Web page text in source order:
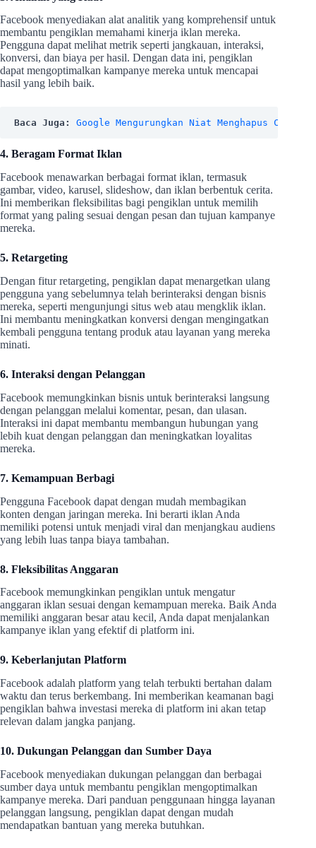
Facebook menyediakan alat analitik yang komprehensif untuk
membantu pengiklan memahami kinerja iklan mereka.
Pengguna dapat melihat metrik seperti jangkauan, interaksi,
konversi, dan biaya per hasil. Dengan data ini, pengiklan
dapat mengoptimalkan kampanye mereka untuk mencapai
hasil yang lebih baik.
Baca Juga: Google Mengurungkan Niat Menghapus Cookie
4. Beragam Format Iklan
Facebook menawarkan berbagai format iklan, termasuk
gambar, video, karusel, slideshow, dan iklan berbentuk cerita.
Ini memberikan fleksibilitas bagi pengiklan untuk memilih
format yang paling sesuai dengan pesan dan tujuan kampanye
mereka.
5. Retargeting
Dengan fitur retargeting, pengiklan dapat menargetkan ulang
pengguna yang sebelumnya telah berinteraksi dengan bisnis
mereka, seperti mengunjungi situs web atau mengklik iklan.
Ini membantu meningkatkan konversi dengan mengingatkan
kembali pengguna tentang produk atau layanan yang mereka
minati.
6. Interaksi dengan Pelanggan
Facebook memungkinkan bisnis untuk berinteraksi langsung
dengan pelanggan melalui komentar, pesan, dan ulasan.
Interaksi ini dapat membantu membangun hubungan yang
lebih kuat dengan pelanggan dan meningkatkan loyalitas
mereka.
7. Kemampuan Berbagi
Pengguna Facebook dapat dengan mudah membagikan
konten dengan jaringan mereka. Ini berarti iklan Anda
memiliki potensi untuk menjadi viral dan menjangkau audiens
yang lebih luas tanpa biaya tambahan.
8. Fleksibilitas Anggaran
Facebook memungkinkan pengiklan untuk mengatur
anggaran iklan sesuai dengan kemampuan mereka. Baik Anda
memiliki anggaran besar atau kecil, Anda dapat menjalankan
kampanye iklan yang efektif di platform ini.
9. Keberlanjutan Platform
Facebook adalah platform yang telah terbukti bertahan dalam
waktu dan terus berkembang. Ini memberikan keamanan bagi
pengiklan bahwa investasi mereka di platform ini akan tetap
relevan dalam jangka panjang.
10. Dukungan Pelanggan dan Sumber Daya
Facebook menyediakan dukungan pelanggan dan berbagai
sumber daya untuk membantu pengiklan mengoptimalkan
kampanye mereka. Dari panduan penggunaan hingga layanan
pelanggan langsung, pengiklan dapat dengan mudah
mendapatkan bantuan yang mereka butuhkan.